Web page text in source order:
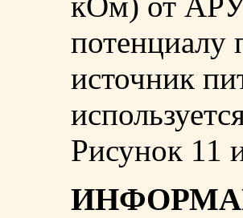
потенциалу
источник
Рисунок 11